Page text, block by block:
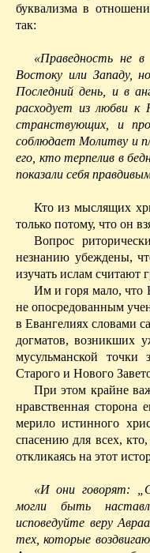
буквализма в
так:
«Праведность не
Востоку или Западу,
Последний день, и в
расходует из любви
странствующих, и
соблюдает Молитву и
его, кто терпелив в
показали себя
Кто из мыслящих
только потому, что он
Вопрос
незнанию убеждены,
изучать ислам считают
Им и горя мало, что
не опосредованным
в Евангелиях словами
догматов, возникших
мусульманской точки
Старого и Нового
При этом крайне
нравственная сторона
мерило истинного
спасению для всех, кто,
откликаясь на этот
«И они говорят:
могли быть
исповедуйте веру
тех, которые